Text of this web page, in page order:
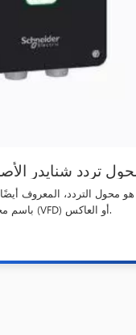
الجديد
باسم محرك التردد المتغير (VFD) أو العاكس.